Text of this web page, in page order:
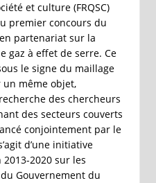
et culture (FRQSC)
premier concours du
partenariat sur la
gaz à effet de serre. Ce
le signe du maillage
même objet,
des chercheurs
des secteurs couverts
conjointement par le
d’une initiative
2020 sur les
Gouvernement du